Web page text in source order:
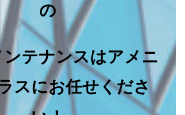
の
テナンスはアメニ
スにお任せくださ